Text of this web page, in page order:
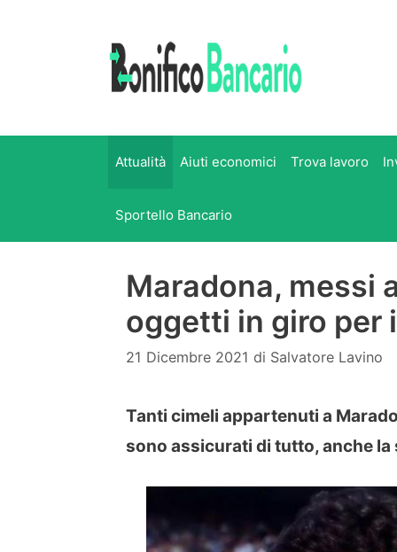
Attualità Aiuti economici Trova lavoro
Sportello Bancario
Maradona, messi
oggetti in giro per
21 Dicembre 2021 di Salvatore Lavino
Tanti cimeli appartenuti a
sono assicurati di tutto, anche la